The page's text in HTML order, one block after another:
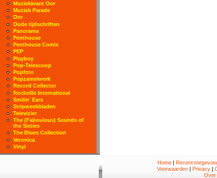
Muziekkrant Oor
Muziek Parade
Oor
Oude tijdschriften
Panorama
Penthouse
Penthouse Comix
PEP
Playboy
Pop-Telescoop
Popfoto
Popzamelwerk
Record Collector
Rockville International
Smilin' Ears
Stripweekbladen
Televizier
The (Faboulous) Sounds of
the Sixties
The Blues Collection
Veronica
Vinyl
Home| Recent
Voorwaarden | Privacy |
Over